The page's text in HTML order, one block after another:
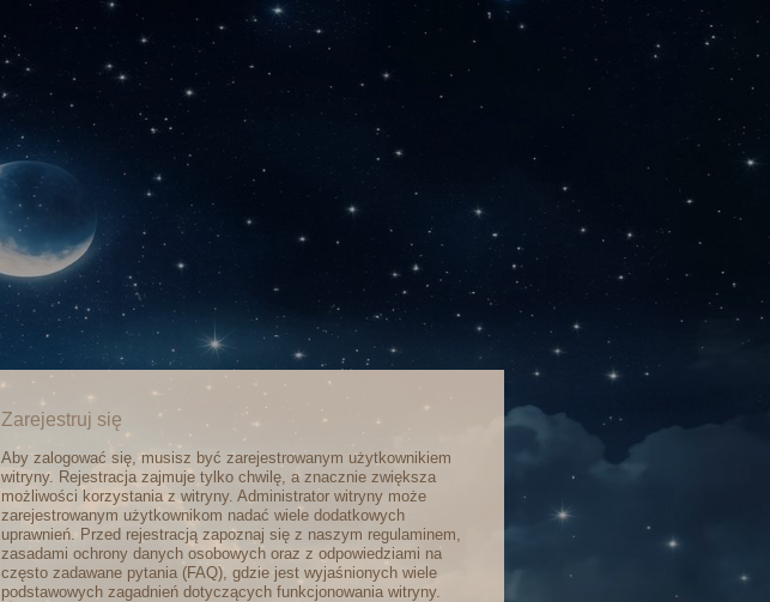
Zarejestruj się
Aby zalogować się, musisz być zarejestrowanym użytkownikiem
witryny. Rejestracja zajmuje tylko chwilę, a znacznie zwiększa
możliwości korzystania z witryny. Administrator witryny może
zarejestrowanym użytkownikom nadać wiele dodatkowych
uprawnień. Przed rejestracją zapoznaj się z naszym regulaminem,
zasadami ochrony danych osobowych oraz z odpowiedziami na
często zadawane pytania (FAQ), gdzie jest wyjaśnionych wiele
podstawowych zagadnień dotyczących funkcjonowania witryny.